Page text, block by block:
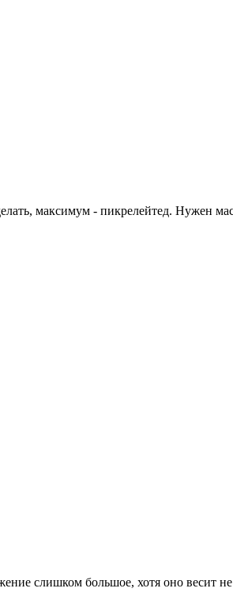
максимум - пикрелейтед. Нужен
слишком большое, хотя оно весит